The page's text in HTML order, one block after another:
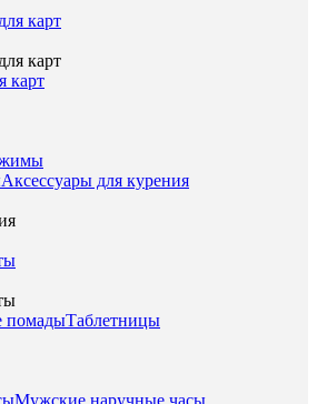
карт
карт
карт
Аксессуары для курения
помадыТаблетницы
Мужские наручные часы